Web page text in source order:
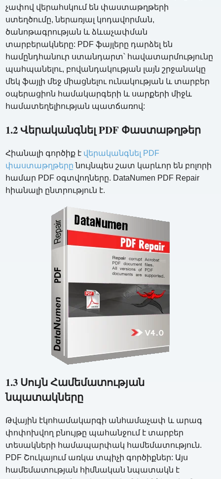
չափով վերահսկում են փաստաթղթերի
ստեղծումը, ներառյալ կոդավորման,
ծանոթագրության և ձևաչափման
տարբերակները: PDF ֆայլերը դարձել են
համընդհանուր ստանդարտ՝ հավատարմությունը
պահպանելու, բովանդակության լայն շրջանակը
մեկ ֆայլի մեջ միացնելու ունակության և տարբեր
օպերացիոն համակարգերի և սարքերի միջև
համատեղելիության պատճառով:
1.2 Վերականգնել PDF Փաստաթղթեր
Հիանալի գործիք է վերականգնել PDF
փաստաթղթերը նույնպես շատ կարևոր են բոլորի
համար PDF օգտվողները. DataNumen PDF Repair
հիանալի ընտրություն է.
1.3 Սույն Համեմատության
նպատակները
Թվային էկոհամակարգի անհամաչափ և արագ
փոփոխվող բնույթը պահանջում է տարբեր
տեսակների համապարփակ համեմատություն.
PDF Շուկայում առկա տպիչի գործիքներ: Այս
համեմատության հիմնական նպատակն է